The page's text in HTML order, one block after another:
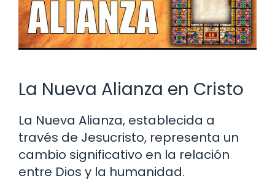
La Nueva Alianza en Cristo
La Nueva Alianza, establecida a
través de Jesucristo, representa un
cambio significativo en la relación
entre Dios y la humanidad.